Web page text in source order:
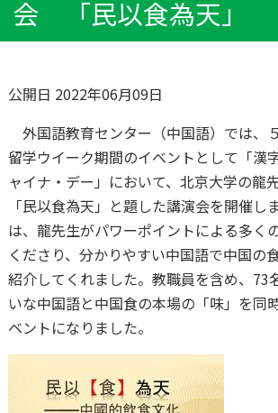
会 「民以食為天」
公開日 2022年06月09日
外国語教育センター（中国語）では、
留学ウイーク期間のイベントとして「漢
ャイナ・デー」において、北京大学の龍
「民以食為天」と題した講演会を開催し
は、龍先生がパワーポイントによる多く
くださり、分かりやすい中国語で中国の
紹介してくれました。教職員を含め、73
いな中国語と中国食の本場の「味」を同
ベントになりました。